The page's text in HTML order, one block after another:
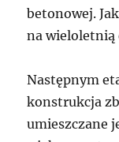
betonowej.
na wieloletnią
Następnym
konstrukcja
umieszczane